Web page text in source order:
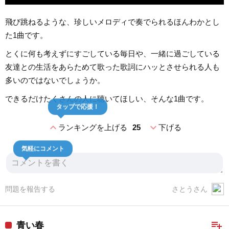
飛び跳ねるような、珍しいメロディで奏でられるほんわかとし
た1曲です。
とくに何も考えずにすごしている毎日や、一緒に過ごしている
友達との生活をあらためて歌った歌詞にハッとさせられる人も
多いのではないでしょうか。
できるだけたくさんの人に聴いてほしい、そんな1曲です。
expand_lessランキングを上げる 25
タップで応援！
expand_more下げる
気軽にコメント
さとうさん
問題を報告する
playlist_add
青い春